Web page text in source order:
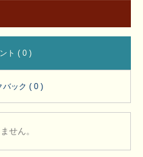
ト ( 0 )
バック ( 0 )
せん。